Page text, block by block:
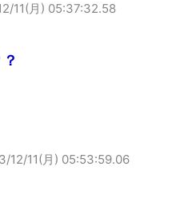
11(月) 05:37:32.58
12/11(月) 05:53:59.06